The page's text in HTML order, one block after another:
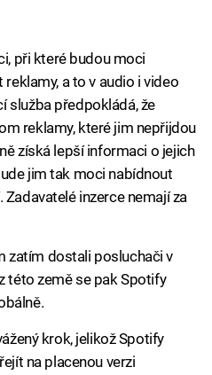
při které budou moci
a to v audio i video
služba předpokládá, že
reklamy, které jim nepřijdou
získá lepší informaci o jejich
jim tak moci nabídnout
Zadavatelé inzerce nemají za
zatím dostali posluchači v
této země se pak Spotify
krok, jelikož Spotify
na placenou verzi